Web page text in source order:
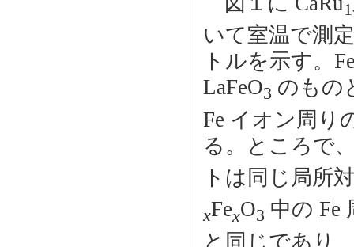
いて室温で測
トルを示す。
LaFeO3 のもの
Fe イオン周り
る。ところで
トは同じ局所
xFexO3 中の Fe
と同じであり